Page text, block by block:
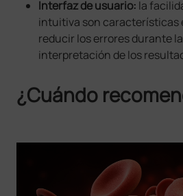
Interfaz de usuario: la
intuitiva son características
reducir los errores durante
interpretación de los
¿Cuándo